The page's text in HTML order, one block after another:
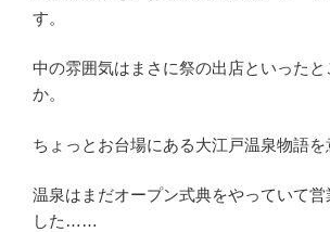
す。
中の雰囲気はまさに祭の出店といったと
か。
ちょっとお台場にある大江戸温泉物語を
温泉はまだオープン式典をやっていて
した……